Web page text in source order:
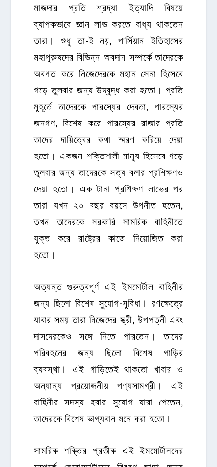
মাজদার প্রতি শ্রদ্ধা ইত্যাদি বিষয়ে
ব্যাপকভাবে জ্ঞান লাভ করতে বাধ্য থাকতেন
তারা। শুধু তা-ই নয়, পার্সিয়ান ইতিহাসের
মহাপুরুষদের বিভিন্ন অবদান সম্পর্কে তাদেরকে
অবগত করে নিজেদেরকে মহান সেনা হিসেবে
গড়ে তুলবার জন্য উদ্বুদ্ধ করা হতো। প্রতি
মুহূর্তে তাদেরকে পারস্যের দেবতা, পারস্যের
জনগণ, বিশেষ করে পারস্যের রাজার প্রতি
তাদের দায়িত্বের কথা স্মরণ করিয়ে দেয়া
হতো। একজন শক্তিশালী মানুষ হিসেবে গড়ে
তুলবার জন্য তাদেরকে সত্য বলার প্রশিক্ষণও
দেয়া হতো। এক টানা প্রশিক্ষণ লাভের পর
তারা যখন ২০ বছর বয়সে উপনীত হতেন,
তখন তাদেরকে সরকারি সামরিক বাহিনীতে
যুক্ত করে রাষ্ট্রের কাজে নিয়োজিত করা
হতো।
অত্যন্ত গুরুত্বপূর্ণ এই ইমমোর্টাল বাহিনীর
জন্য ছিলো বিশেষ সুযোগ-সুবিধা। রণক্ষেত্রে
যাবার সময় তারা নিজেদের স্ত্রী, উপপত্নী এবং
দাসদেরকেও সঙ্গে নিতে পারতেন। তাদের
পরিবহনের জন্য ছিলো বিশেষ গাড়ির
ব্যবস্থা। এই গাড়িতেই থাকতো খাবার ও
অন্যান্য প্রয়োজনীয় পণ্যসামগ্রী। এই
বাহিনীর সদস্য হবার সুযোগ যারা পেতেন,
তাদেরকে বিশেষ ভাগ্যবান মনে করা হতো।
সামরিক শক্তির প্রতীক এই ইমমোর্টালদের